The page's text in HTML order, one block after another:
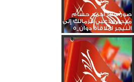
صور سفر أحمد حسام
ميدو ولاعبي الزمالك إلى
النيجر لملاقاة دوان_5